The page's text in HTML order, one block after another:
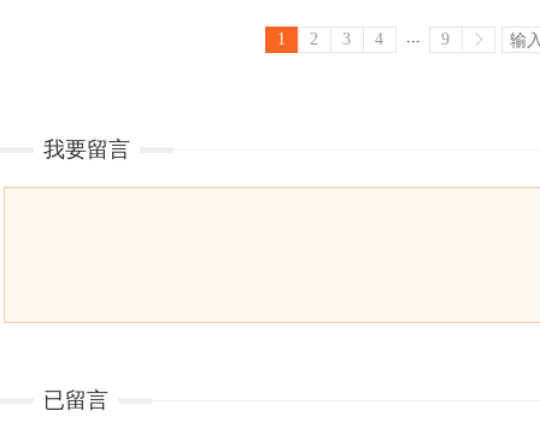
1 2 3 4 ... 9
我要留言
已留言